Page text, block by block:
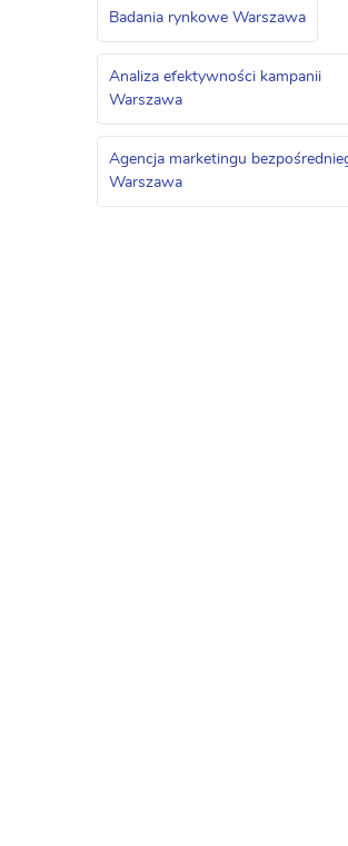
Badania rynkowe Warszawa
Analiza efektywności kampanii
Warszawa
Agencja marketingu
Warszawa